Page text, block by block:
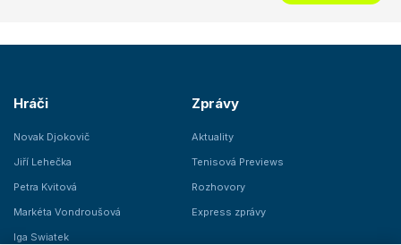
Hráči
Novak Djokovič
Jiří Lehečka
Petra Kvitová
Markéta Vondroušová
Iga Swiatek
Zprávy
Aktuality
Tenisová Previews
Rozhovory
Express zprávy